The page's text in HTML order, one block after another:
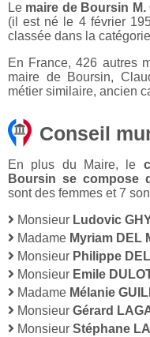
Le maire de Boursin
(il est né le 4 février
classée dans la
En France, 426 autres
maire de Boursin,
métier similaire, ancien
Conseil
En plus du Maire, le
Boursin se compose
sont des femmes et 7
Monsieur Ludovic
Madame Myriam DEL
Monsieur Philippe
Monsieur Emile
Madame Mélanie
Monsieur Gérard
Monsieur Stéphane